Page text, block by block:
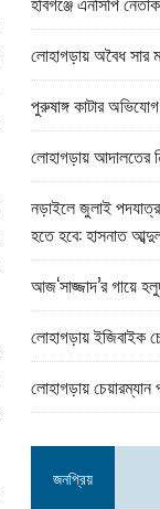
লোহাগড়ায় অবৈধ সার
পুরুষাঙ্গ কাটার অভিযোগ
লোহাগড়ায় আদালতের
নড়াইলে জুলাই
হতে হবে: হাসনাত
আজ‘সাজ্জাদ’র গায়ে
লোহাগড়ায় ইজিবাইক
লোহাগড়ায়
জনপ্রিয়